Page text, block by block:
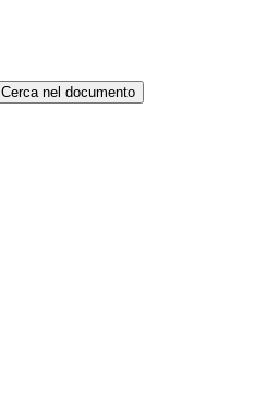
Cerca nel documento